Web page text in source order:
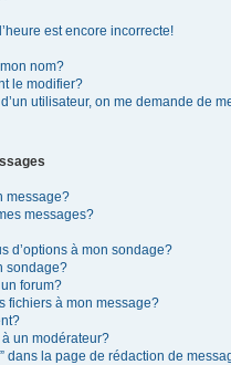
est encore incorrecte!
nom?
le modifier?
d’un utilisateur, on me demande de
message?
messages?
d’options à mon sondage?
sondage?
forum?
fichiers à mon message?
un modérateur?
dans la page de rédaction de